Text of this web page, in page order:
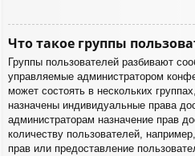
Что такое группы
Группы пользователей разбивают
управляемые администратором
может состоять в нескольких
назначены индивидуальные права
администраторам назначение прав
количеству пользователей,
прав или предоставление